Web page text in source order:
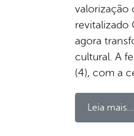
valorização
revitalizado
agora
cultural. A
(4), com a
Leia mais...